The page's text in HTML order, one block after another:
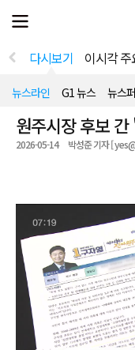
전
체
뉴
열
다시보기 이시각
뉴스라인 G1 뉴스 뉴스
원주시장 후보
2026-05-14 박성준 기자 [